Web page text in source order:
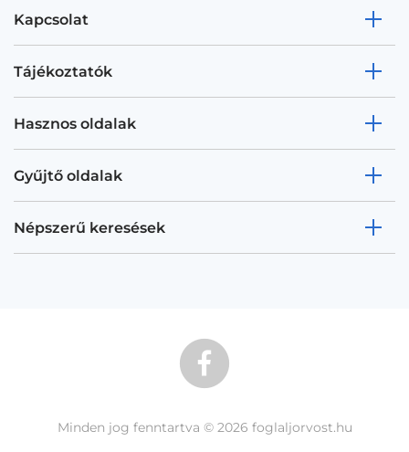
Kapcsolat
Tájékoztatók
Hasznos oldalak
Gyűjtő oldalak
Népszerű keresések
Minden jog fenntartva © 2026 foglaljorvost.hu